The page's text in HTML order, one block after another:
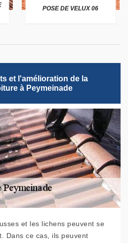
POSE DE VELUX 06
et l'amélioration de la
à Peymeinade
et les lichens peuvent se
Dans ce cas, ils peuvent